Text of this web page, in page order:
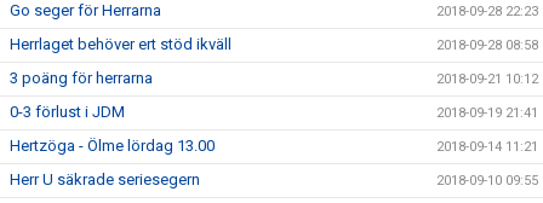
Go seger för Herrarna 2018-09-28 22:23
Herrlaget behöver ert stöd ikväll 2018-09-28 08:58
3 poäng för herrarna 2018-09-21 10:12
0-3 förlust i JDM 2018-09-19 21:41
Hertzöga - Ölme lördag 13.00 2018-09-14 11:21
Herr U säkrade seriesegern 2018-09-10 09:55